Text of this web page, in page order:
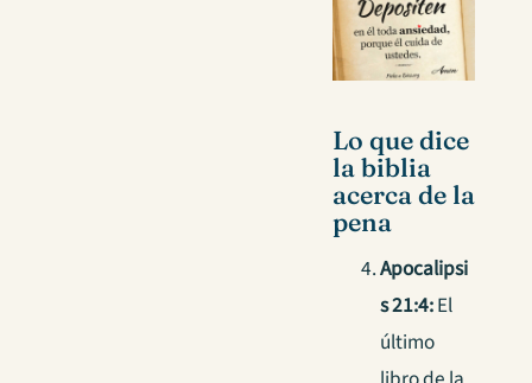
Lo que dice
la biblia
acerca de la
pena
Apocalipsi
s 21:4:El
último